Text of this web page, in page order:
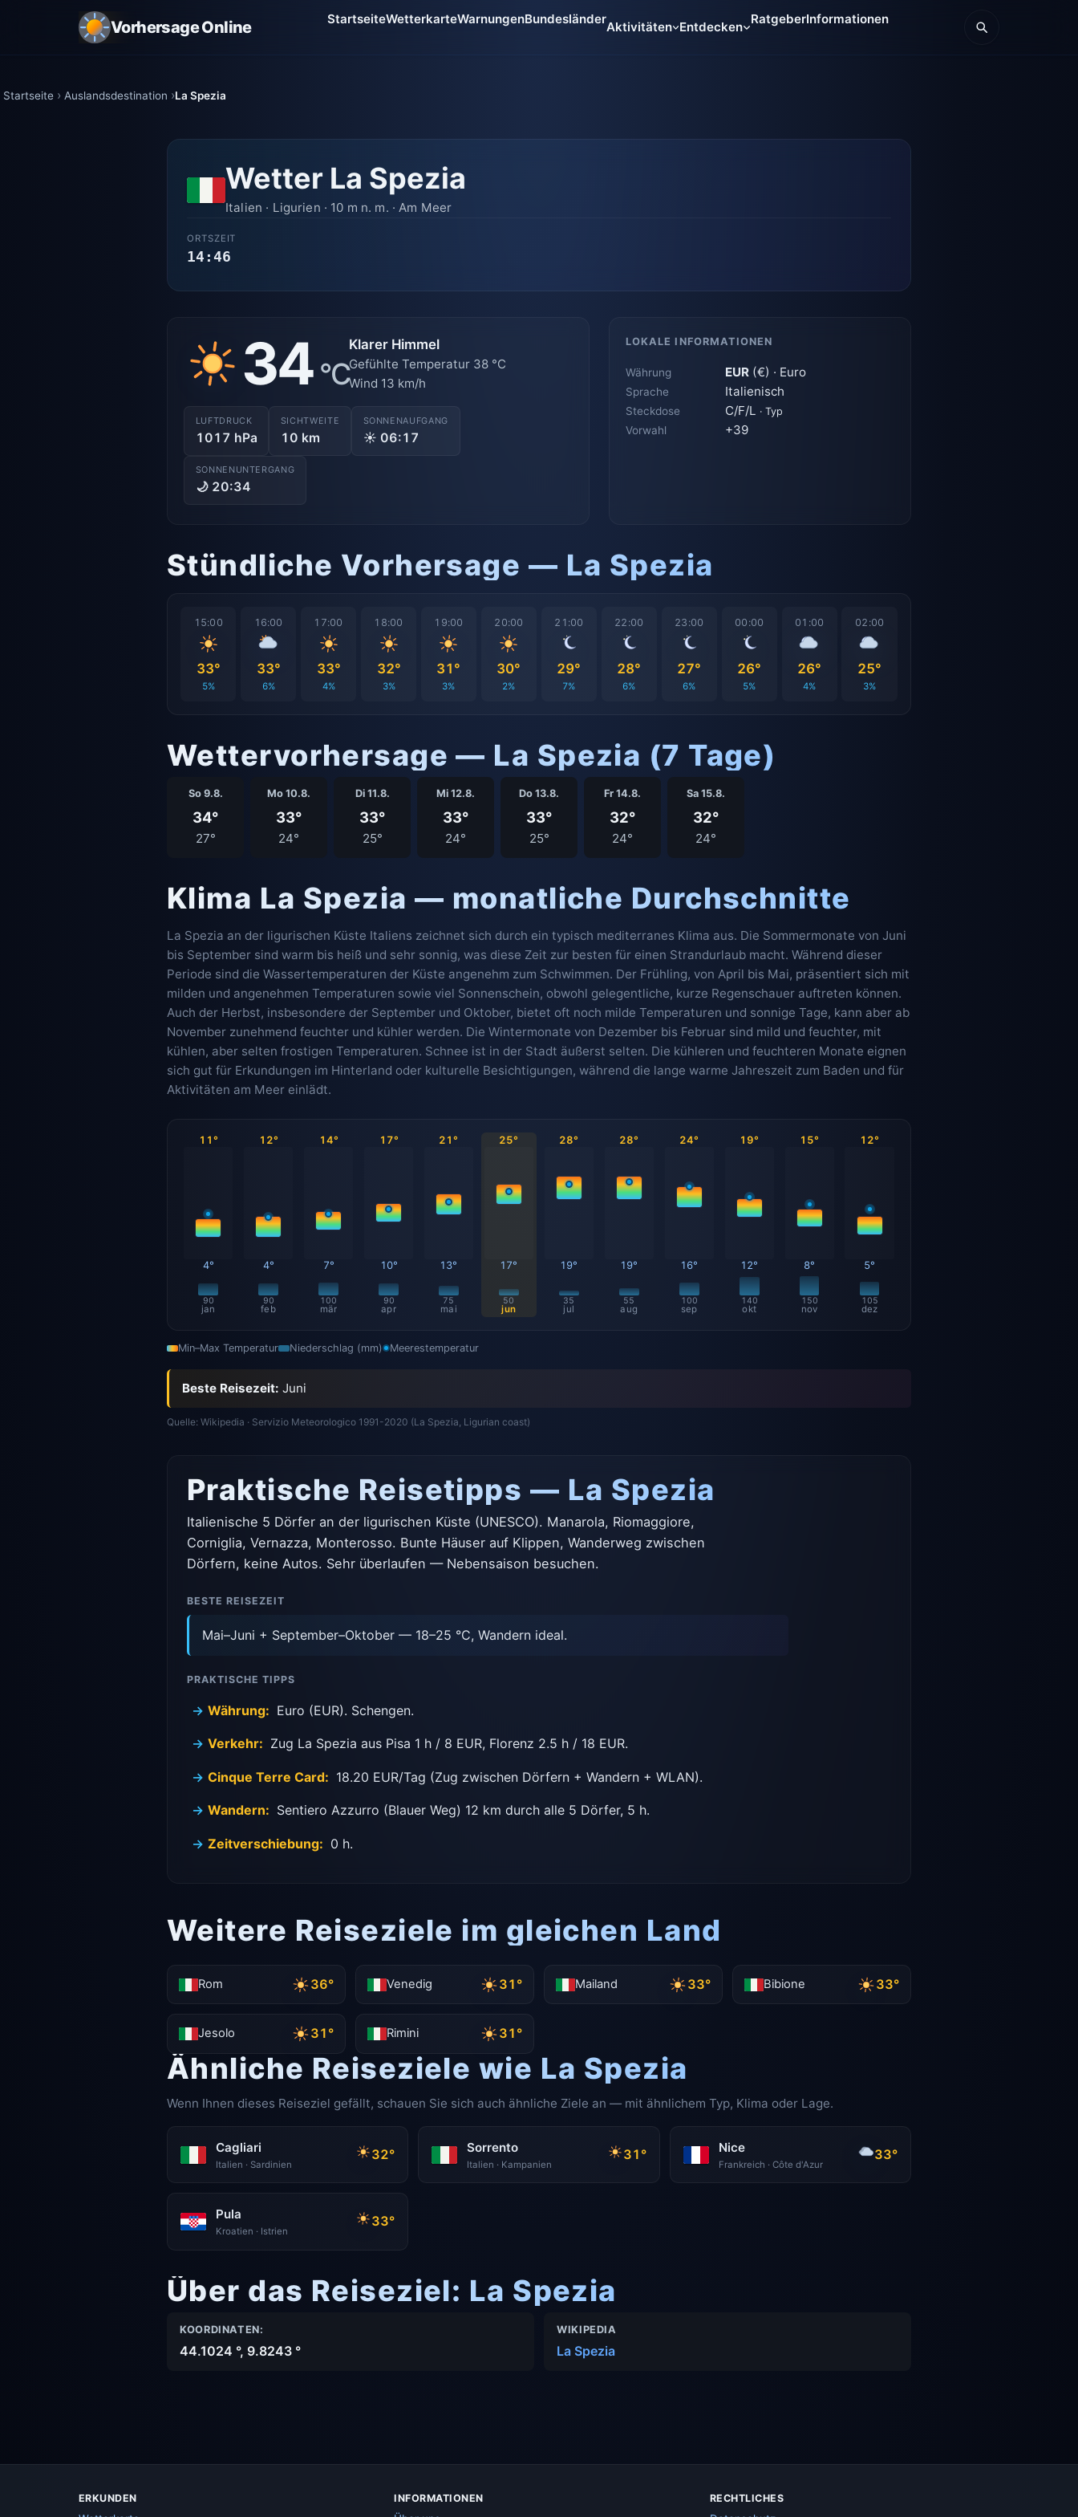
Vorhersage Online StartseiteWetterkarteWarnungenBundesländer
Aktivitäten Entdecken
RatgeberInformationen
Startseite Auslandsdestination La Spezia
Wetter La Spezia
Italien · Ligurien · 10 m n. m. · Am Meer
ORTSZEIT
14:46
34 °C
Klarer Himmel
Gefühlte Temperatur 38 °C
Wind 13 km/h
LUFTDRUCK
1017 hPa
SICHTWEITE
10 km
SONNENAUFGANG
☀ 06:17
SONNENUNTERGANG
🌙 20:34
LOKALE INFORMATIONEN
Währung EUR (€) · Euro
Sprache Italienisch
Steckdose C/F/L · Typ
Vorwahl +39
Stündliche Vorhersage — La Spezia
15:00
33°
5%
16:00
33°
6%
17:00
33°
4%
18:00
32°
3%
19:00
31°
3%
20:00
30°
2%
21:00
29°
7%
22:00
28°
6%
23:00
27°
6%
00:00
26°
5%
01:00
26°
4%
02:00
25°
3%
Wettervorhersage — La Spezia (7 Tage)
So 9.8.
34°
27°
Mo 10.8.
33°
24°
Di 11.8.
33°
25°
Mi 12.8.
33°
24°
Do 13.8.
33°
25°
Fr 14.8.
32°
24°
Sa 15.8.
32°
24°
Klima La Spezia — monatliche Durchschnitte
La Spezia an der ligurischen Küste Italiens zeichnet sich durch ein typisch mediterranes Klima aus. Die Sommermonate von Juni
bis September sind warm bis heiß und sehr sonnig, was diese Zeit zur besten für einen Strandurlaub macht. Während dieser
Periode sind die Wassertemperaturen der Küste angenehm zum Schwimmen. Der Frühling, von April bis Mai, präsentiert sich mit
milden und angenehmen Temperaturen sowie viel Sonnenschein, obwohl gelegentliche, kurze Regenschauer auftreten können.
Auch der Herbst, insbesondere der September und Oktober, bietet oft noch milde Temperaturen und sonnige Tage, kann aber ab
November zunehmend feuchter und kühler werden. Die Wintermonate von Dezember bis Februar sind mild und feuchter, mit
kühlen, aber selten frostigen Temperaturen. Schnee ist in der Stadt äußerst selten. Die kühleren und feuchteren Monate eignen
sich gut für Erkundungen im Hinterland oder kulturelle Besichtigungen, während die lange warme Jahreszeit zum Baden und für
Aktivitäten am Meer einlädt.
11°
4°
90
jan
12°
4°
90
feb
14°
7°
100
mär
17°
10°
90
apr
21°
13°
75
mai
25°
17°
50
jun
28°
19°
35
jul
28°
19°
55
aug
24°
16°
100
sep
19°
12°
140
okt
15°
8°
150
nov
12°
5°
105
dez
Min–Max Temperatur Niederschlag (mm) Meerestemperatur
Beste Reisezeit: Juni
Quelle: Wikipedia · Servizio Meteorologico 1991-2020 (La Spezia, Ligurian coast)
Praktische Reisetipps — La Spezia
Italienische 5 Dörfer an der ligurischen Küste (UNESCO). Manarola, Riomaggiore,
Corniglia, Vernazza, Monterosso. Bunte Häuser auf Klippen, Wanderweg zwischen
Dörfern, keine Autos. Sehr überlaufen — Nebensaison besuchen.
BESTE REISEZEIT
Mai–Juni + September–Oktober — 18–25 °C, Wandern ideal.
PRAKTISCHE TIPPS
Währung: Euro (EUR). Schengen.
Verkehr: Zug La Spezia aus Pisa 1 h / 8 EUR, Florenz 2.5 h / 18 EUR.
Cinque Terre Card: 18.20 EUR/Tag (Zug zwischen Dörfern + Wandern + WLAN).
Wandern: Sentiero Azzurro (Blauer Weg) 12 km durch alle 5 Dörfer, 5 h.
Zeitverschiebung: 0 h.
Weitere Reiseziele im gleichen Land
Rom 36° Venedig 31° Mailand 33° Bibione 33°
Jesolo 31° Rimini 31°
Ähnliche Reiseziele wie La Spezia
Wenn Ihnen dieses Reiseziel gefällt, schauen Sie sich auch ähnliche Ziele an — mit ähnlichem Typ, Klima oder Lage.
Cagliari
Italien · Sardinien
32° Sorrento
Italien · Kampanien
31° Nice
Frankreich · Côte d'Azur
33°
Pula
Kroatien · Istrien
33°
Über das Reiseziel: La Spezia
KOORDINATEN:
44.1024 °, 9.8243 °
WIKIPEDIA
La Spezia
ERKUNDEN INFORMATIONEN RECHTLICHES